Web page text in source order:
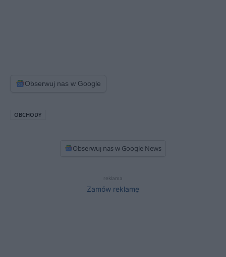
Obserwuj nas w Google
OBCHODY
Obserwuj nas w Google News
reklama
Zamów reklamę